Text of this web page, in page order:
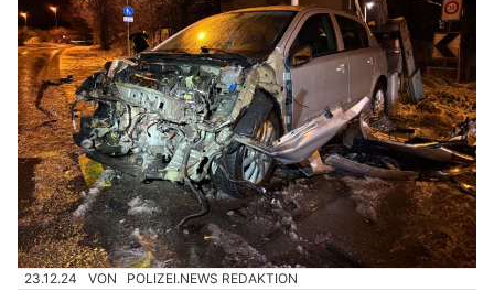
23.12.24 VON POLIZEI.NEWS REDAKTION